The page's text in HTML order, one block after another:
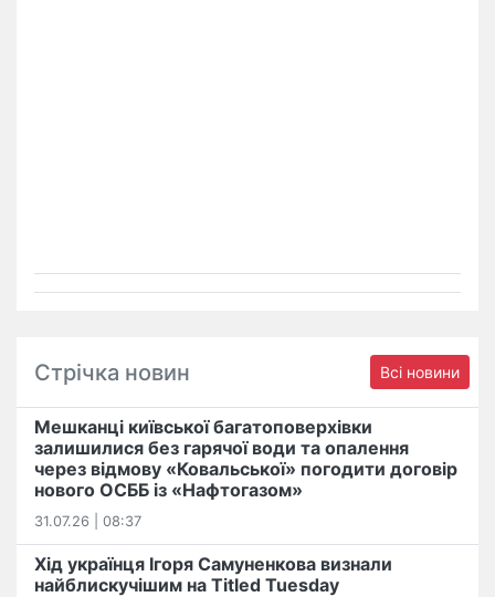
Стрічка новин Всі новини
Мешканці київської багатоповерхівки
залишилися без гарячої води та опалення
через відмову «Ковальської» погодити договір
нового ОСББ із «Нафтогазом»
31.07.26 | 08:37
Хід українця Ігоря Самуненкова визнали
найблискучішим на Titled Tuesday